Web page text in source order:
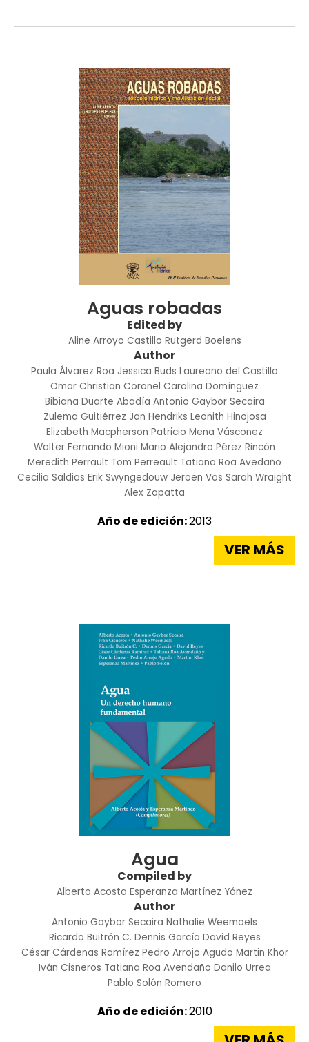
Aguas robadas
Edited by
Aline Arroyo Castillo Rutgerd Boelens
Author
Paula Álvarez Roa Jessica Buds Laureano del Castillo
Omar Christian Coronel Carolina Domínguez
Bibiana Duarte Abadía Antonio Gaybor Secaira
Zulema Guitiérrez Jan Hendriks Leonith Hinojosa
Elizabeth Macpherson Patricio Mena Vásconez
Walter Fernando Mioni Mario Alejandro Pérez Rincón
Meredith Perrault Tom Perreault Tatiana Roa Avedaño
Cecilia Saldias Erik Swyngedouw Jeroen Vos Sarah Wraight
Alex Zapatta
Año de edición:2013
VER MÁS
Agua
Compiled by
Alberto Acosta Esperanza Martínez Yánez
Author
Antonio Gaybor Secaira Nathalie Weemaels
Ricardo Buitrón C. Dennis García David Reyes
César Cárdenas Ramírez Pedro Arrojo Agudo Martin Khor
Iván Cisneros Tatiana Roa Avendaño Danilo Urrea
Pablo Solón Romero
Año de edición:2010